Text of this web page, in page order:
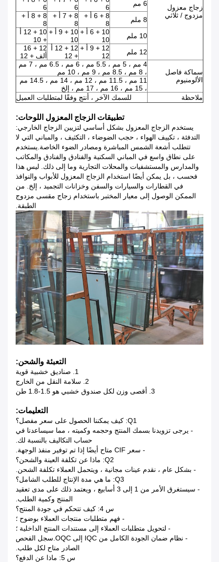
زجاج معزول
مزدوج / ثلاثي
6 مم
6
6
6
8 ملم
8 + 6 أ +
8
8 + 7 أ +
8
8 + 8 أ +
8
10 ملم
10 + 6 أ +
10
10 + 9 أ +
10
10 + 12 أ
+ 10
12 ملم
12 + 9 أ +
12
12 + 12 أ
+ 12
12 + 16
ألف + 12
سماكة فاصل
الألومنيوم
4 مم ، 5 مم ، 5.5 مم ، 6 مم ، 6.5 مم ، 7 مم
، 8 مم ، 8.5 مم ، 9 مم ، 10 مم
11 مم ، 11.5 مم ، 12 مم ، 14 مم ، 14.5 مم
، 15 مم ، 16 مم ، 17 مم ، إلخ
ملاحظة
للسمك الآخر ، أنتج وفقًا لمتطلبات العميل
تطبيقات الزجاج المعزول اللوحات:
يستخدم الزجاج المعزول بشكل أساسي لتزيين الزجاج الخارجي:
التدفئة ، تكييف الهواء ، حجب الضوضاء ، التكثيف ، والمباني التي لا
تتطلب أشعة الشمس المباشرة ومصادر الضوء الخاصة.يستخدم
على نطاق واسع في المباني السكنية والفنادق والفنادق والمكاتب
والمدارس والمستشفيات والمحلات التجارية وما إلى ذلك. ليس هذا
فحسب ، بل يمكن أيضًا استخدام الزجاج المعزول للأبواب والنوافذ
في القطارات والسيارات والسفن وخزانات التجميد ، إلخ. من
الممكن الوصول إلى معيار المختبر باستخدام زجاج مقسى مزدوج
الطبقة.
التعبئة والشحن:
1. صناديق خشبية قوية
2. سلامة النقل من الخارج
3. أقصى وزن لكل صندوق خشبي هو 1.5-1.8 طن
التعليمات:
Q1: كيف يمكننا الحصول على سعر مفصل؟
- يرجى تزويدنا بسمك المنتج وحجمه وكميته ، مما سيساعدنا في
حساب التكاليف بالنسبة لك.
- سعر CIF متاح أيضًا إذا تم توفير منفذ الوجهة.
Q2: ماذا عن تكلفة العينة والشحن؟
- بشكل عام ، نقدم عينات مجانية ، ويتحمل العملاء تكلفة الشحن.
Q3: ما هي مدة الإنتاج للطلب الشامل؟
- سيستغرق الأمر من 1 إلى 3 أسابيع ، ويعتمد ذلك على مدى تعقيد
المنتج وكمية الطلب.
س 4: كيف تتحكم في جودة المنتج؟
- فهم متطلبات منتجات العملاء بوضوح ؛
- لتحويل متطلبات العملاء إلى مستندات المنتج الداخلية ؛
- نظام ضمان الجودة الكامل من IQC إلى OQC.سجل الفحص
الصادر متاح لكل طلب.
س 5: ماذا عن الدفع؟